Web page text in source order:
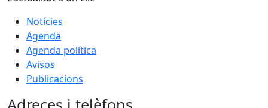
Notícies
Agenda
Agenda política
Avisos
Publicacions